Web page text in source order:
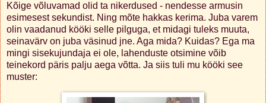
Kõige võluvamad olid ta nikerdused - nendesse armusin
esimesest sekundist. Ning mõte hakkas kerima. Juba varem
olin vaadanud kööki selle pilguga, et midagi tuleks muuta,
seinavärv on juba väsinud jne. Aga mida? Kuidas? Ega ma
mingi sisekujundaja ei ole, lahenduste otsimine võib
teinekord päris palju aega võtta. Ja siis tuli mu kööki see
muster: